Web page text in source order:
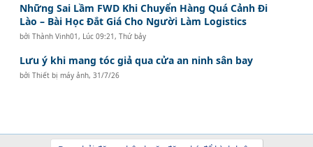
Những Sai Lầm FWD Khi Chuyển Hàng Quá Cảnh Đi
Lào – Bài Học Đắt Giá Cho Người Làm Logistics
bởiThành Vinh01 , Lúc 09:21, Thứ bảy
Lưu ý khi mang tóc giả qua cửa an ninh sân bay
bởiThiết bị máy ảnh,31/7/26